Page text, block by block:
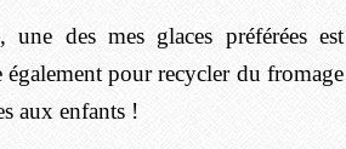
des mes glaces préférées est
pour recycler du fromage
aux enfants !